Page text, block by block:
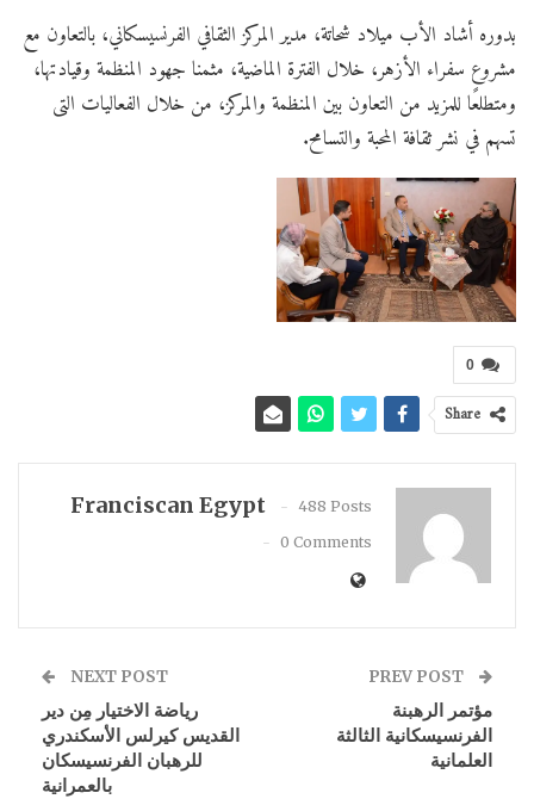
بدوره أشاد الأب ميلاد شحاتة، مدير المركز الثقافي الفرنسيسكاني، بالتعاون مع
مشروع سفراء الأزهر، خلال الفترة الماضية، مثمنا جهود المنظمة وقيادتها،
ومتطلعًا للمزيد من التعاون بين المنظمة والمركز، من خلال الفعاليات التى
تسهم في نشر ثقافة المحبة والتسامح.
0
Share
Franciscan Egypt
488 Posts
0 Comments
مؤتمر الرهبنة
الفرنسيسكانية الثالثة
العلمانية
NEXT POST
رياضة الاختيار مِن دير
القديس كيرلس الأسكندري
للرهبان الفرنسيسكان
بالعمرانية